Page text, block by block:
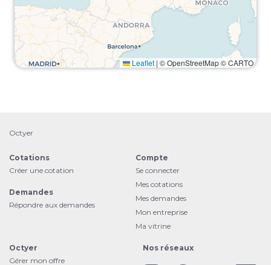
Leaflet | © OpenStreetMap © CARTO
Octyer
Cotations
Créer une cotation
Demandes
Répondre aux demandes
Compte
Se connecter
Mes cotations
Mes demandes
Mon entreprise
Ma vitrine
Octyer
Gérer mon offre
Nos réseaux